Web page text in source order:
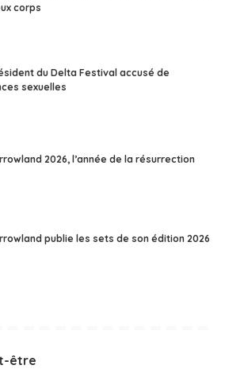
corps
du Delta Festival accusé de
sexuelles
2026, l’année de la résurrection
publie les sets de son édition 2026
être